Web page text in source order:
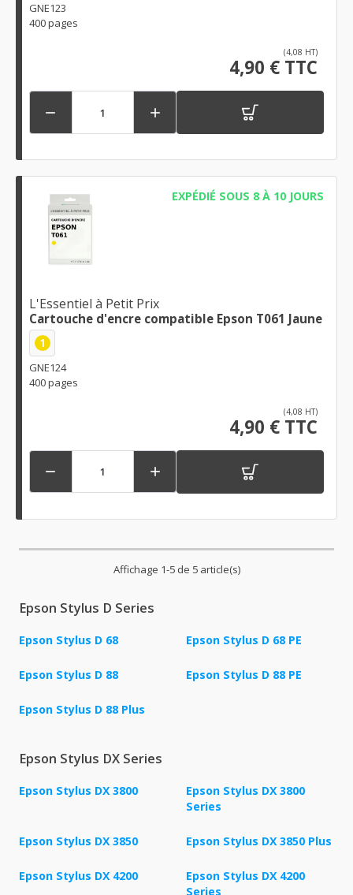
GNE123
400 pages
(4,08 HT)
4,90 € TTC
 
EXPÉDIÉ SOUS 8 À 10 JOURS
L'Essentiel à Petit Prix
Cartouche d'encre compatible Epson T061 Jaune
1
GNE124
400 pages
(4,08 HT)
4,90 € TTC
 
Affichage 1-5 de 5 article(s)
Epson Stylus D Series
Epson Stylus D 68 Epson Stylus D 68 PE
Epson Stylus D 88 Epson Stylus D 88 PE
Epson Stylus D 88 Plus
Epson Stylus DX Series
Epson Stylus DX 3800
Epson Stylus DX 3800
Series
Epson Stylus DX 3850 Epson Stylus DX 3850 Plus
Epson Stylus DX 4200
Epson Stylus DX 4200
Series